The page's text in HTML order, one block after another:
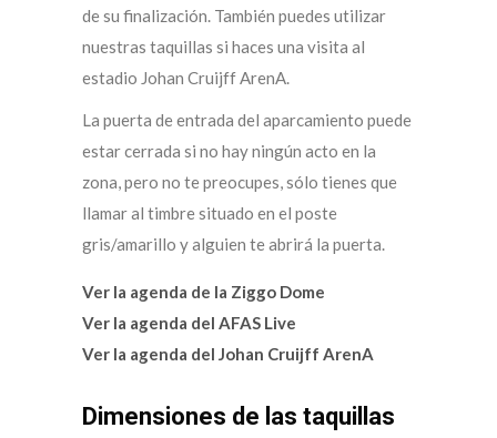
de su finalización. También puedes utilizar
nuestras taquillas si haces una visita al
estadio Johan Cruijff ArenA.
La puerta de entrada del aparcamiento puede
estar cerrada si no hay ningún acto en la
zona, pero no te preocupes, sólo tienes que
llamar al timbre situado en el poste
gris/amarillo y alguien te abrirá la puerta.
Ver la agenda de la Ziggo Dome
Ver la agenda del AFAS Live
Ver la agenda del Johan Cruijff ArenA
Dimensiones de las taquillas